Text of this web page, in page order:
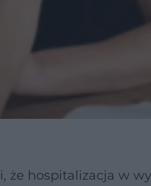
że hospitalizacja w